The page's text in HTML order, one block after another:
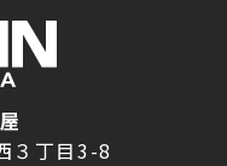
３丁目3-8